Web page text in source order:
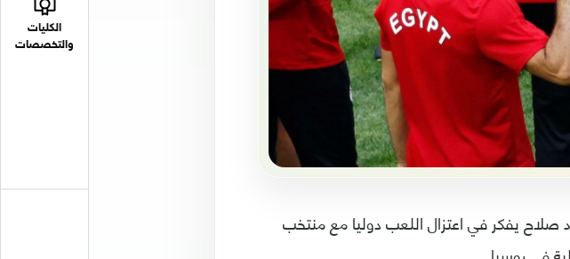
الكليات
والتخصصات
يفكر في اعتزال اللعب دوليا مع منتخب